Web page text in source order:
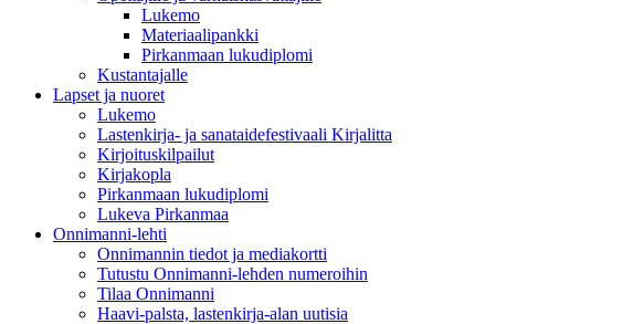
Lukemo
Materiaalipankki
Pirkanmaan lukudiplomi
Kustantajalle
Lapset ja nuoret
Lukemo
Lastenkirja- ja sanataidefestivaali Kirjalitta
Kirjoituskilpailut
Kirjakopla
Pirkanmaan lukudiplomi
Lukeva Pirkanmaa
Onnimanni-lehti
Onnimannin tiedot ja mediakortti
Tutustu Onnimanni-lehden numeroihin
Tilaa Onnimanni
Haavi-palsta, lastenkirja-alan uutisia